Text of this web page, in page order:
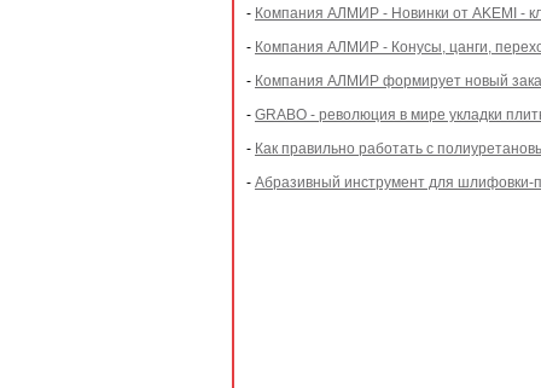
- Компания АЛМИР - Новинки от AKEMI -
- Компания АЛМИР - Конусы, цанги,
- Компания АЛМИР формирует новый
- GRABO - революция в мире укладки
- Как правильно работать с
- Абразивный инструмент для шлифовки-